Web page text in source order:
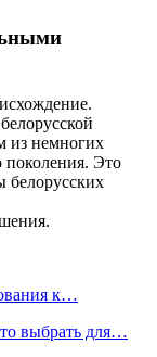
из немногих
поколения. Это
белорусских
к…
выбрать для…